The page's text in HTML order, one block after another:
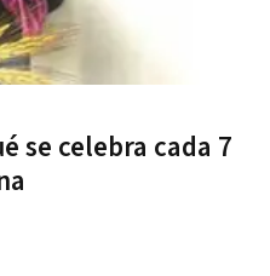
se celebra cada 7